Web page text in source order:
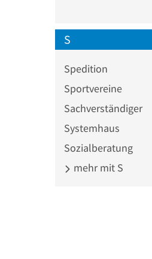
S
Spedition
Sportvereine
Sachverständiger
Systemhaus
Sozialberatung
mehr mit S